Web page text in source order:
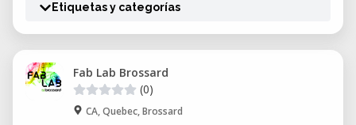
Etiquetas y categorías
Fab Lab Brossard
(0)
CA, Quebec, Brossard